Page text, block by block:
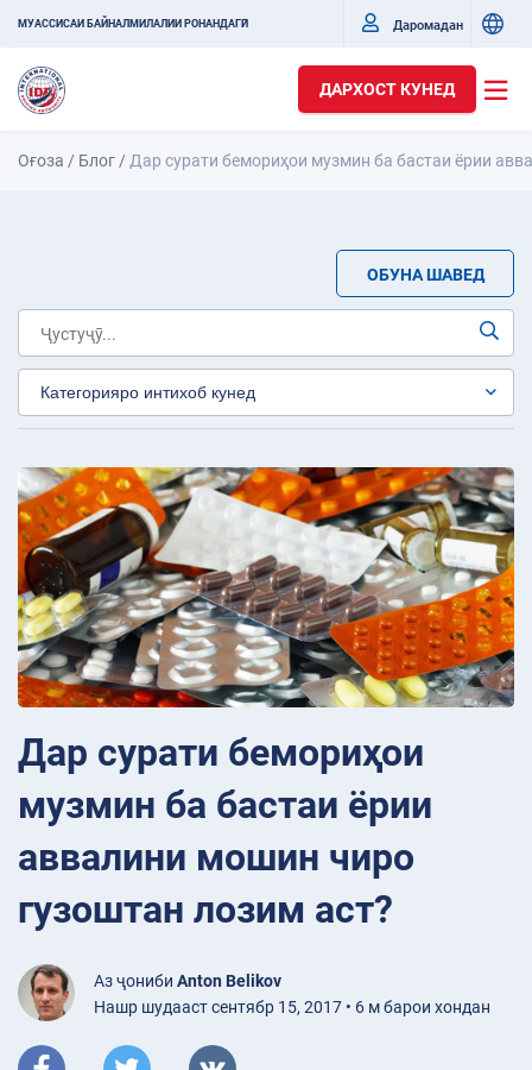
МУАССИСАИ БАЙНАЛМИЛАЛИИ РОНАНДАГӢ Даромадан
ДАРХОСТ КУНЕД
Оғоза / Блог / Дар сурати бемориҳои музмин ба бастаи ёрии
ОБУНА ШАВЕД
Дар сурати бемориҳои
музмин ба бастаи ёрии
аввалини мошин чиро
гузоштан лозим аст?
Аз ҷониби Anton Belikov
Нашр шудааст сентябр 15, 2017 • 6 м барои хондан